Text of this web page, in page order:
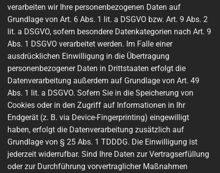
verarbeiten wir Ihre personenbezogenen Daten auf
Grundlage von Art. 6 Abs. 1 lit. a DSGVO bzw. Art. 9 Abs. 2
lit. a DSGVO, sofern besondere Datenkategorien nach Art. 9
Abs. 1 DSGVO verarbeitet werden. Im Falle einer
ausdrücklichen Einwilligung in die Übertragung
personenbezogener Daten in Drittstaaten erfolgt die
Datenverarbeitung außerdem auf Grundlage von Art. 49
Abs. 1 lit. a DSGVO. Sofern Sie in die Speicherung von
Cookies oder in den Zugriff auf Informationen in Ihr
Endgerät (z. B. via Device-Fingerprinting) eingewilligt
haben, erfolgt die Datenverarbeitung zusätzlich auf
Grundlage von § 25 Abs. 1 TDDDG. Die Einwilligung ist
jederzeit widerrufbar. Sind Ihre Daten zur Vertragserfüllung
oder zur Durchführung vorvertraglicher Maßnahmen